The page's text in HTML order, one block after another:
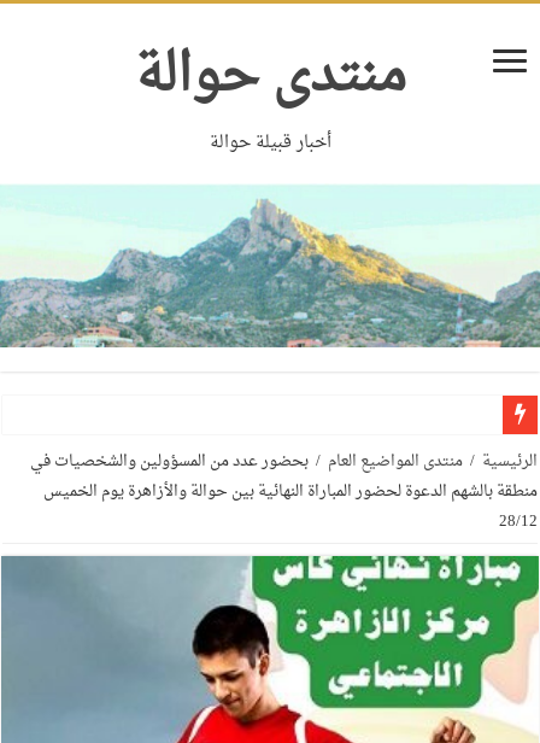
منتدى حوالة
أخبار قبيلة حوالة
الرئيسية / منتدى المواضيع العام / بحضور عدد من المسؤولين والشخصيات في
منطقة بالشهم الدعوة لحضور المباراة النهائية بين حوالة والأزاهرة يوم الخميس
28/12